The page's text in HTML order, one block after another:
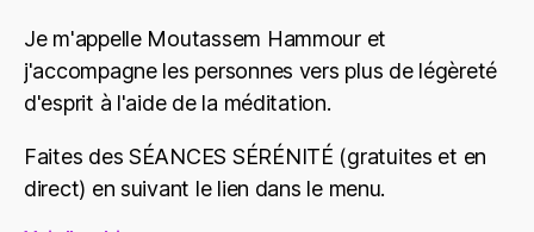
Je m'appelle Moutassem Hammour et
j'accompagne les personnes vers plus de légèreté
d'esprit à l'aide de la méditation.
Faites des SÉANCES SÉRÉNITÉ (gratuites et en
direct) en suivant le lien dans le menu.